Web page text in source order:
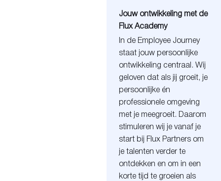
Jouw ontwikkeling met de
Flux Academy
In de Employee Journey
staat jouw persoonlijke
ontwikkeling centraal. Wij
geloven dat als jij groeit, je
persoonlijke én
professionele omgeving
met je meegroeit. Daarom
stimuleren wij je vanaf je
start bij Flux Partners om
je talenten verder te
ontdekken en om in een
korte tijd te groeien als